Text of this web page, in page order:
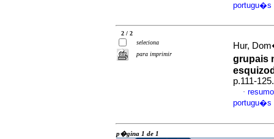
portugu�s
2 / 2
seleciona
para imprimir
Hur,
grupais
p.111-
·
portugu�s
p�gina 1 de 1